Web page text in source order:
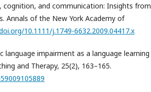
cognition, and communication: Insights from
Annals of the New York Academy of
10.1111/j.1749-6632.2009.04417.x
language impairment as a language learning
and Therapy, 25(2), 163–165.